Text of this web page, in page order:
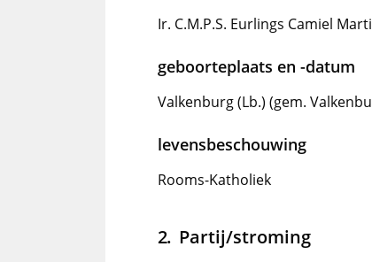
Ir. C.M.P.S. Eurlings Camiel
geboorteplaats en -datum
Valkenburg (Lb.) (gem.
levensbeschouwing
Rooms-Katholiek
Partij/stroming